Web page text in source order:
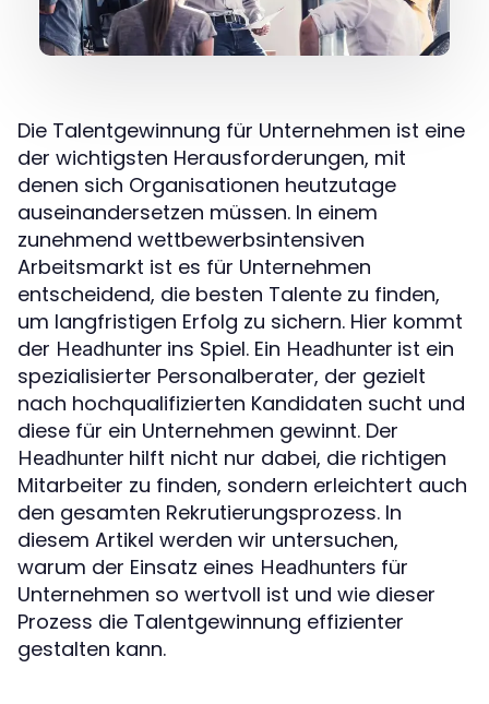
Die Talentgewinnung für Unternehmen ist eine
der wichtigsten Herausforderungen, mit
denen sich Organisationen heutzutage
auseinandersetzen müssen. In einem
zunehmend wettbewerbsintensiven
Arbeitsmarkt ist es für Unternehmen
entscheidend, die besten Talente zu finden,
um langfristigen Erfolg zu sichern. Hier kommt
der Headhunter ins Spiel. Ein Headhunter ist ein
spezialisierter Personalberater, der gezielt
nach hochqualifizierten Kandidaten sucht und
diese für ein Unternehmen gewinnt. Der
Headhunter hilft nicht nur dabei, die richtigen
Mitarbeiter zu finden, sondern erleichtert auch
den gesamten Rekrutierungsprozess. In
diesem Artikel werden wir untersuchen,
warum der Einsatz eines Headhunters für
Unternehmen so wertvoll ist und wie dieser
Prozess die Talentgewinnung effizienter
gestalten kann.